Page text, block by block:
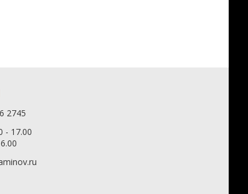
2745
- 17.00